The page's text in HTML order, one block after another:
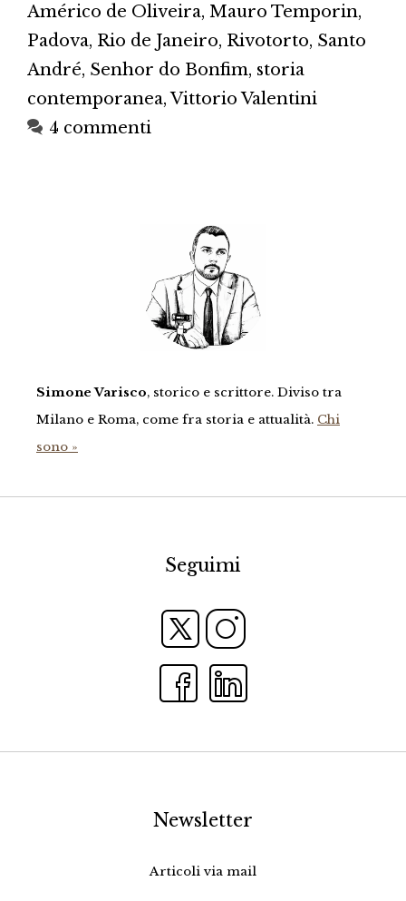
Américo de Oliveira, Mauro Temporin,
Padova, Rio de Janeiro, Rivotorto, Santo
André, Senhor do Bonfim, storia
contemporanea,Vittorio Valentini
4 commenti
Simone Varisco, storico e scrittore. Diviso tra
Milano e Roma, come fra storia e attualità. Chi
sono »
Seguimi
Newsletter
Articoli via mail